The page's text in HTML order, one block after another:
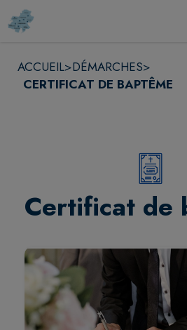
Contenu
ACCUEIL>DÉMARCHES>
CERTIFICAT DE BAPTÊME
Certificat de